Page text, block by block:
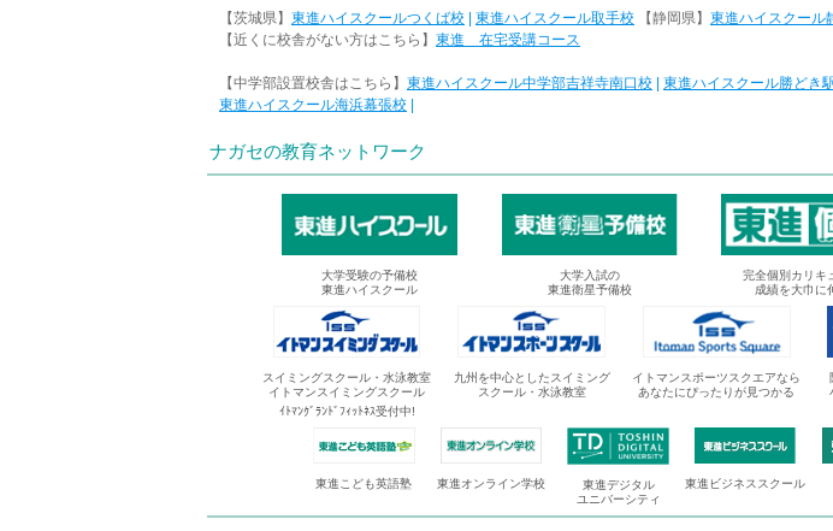
【茨城県】 東進ハイスクールつくば校 東進ハイスクール取手校 【静岡県】 東進ハイスクール
【近くに校舎がない方はこちら】 東進 在宅受講コース
【中学部設置校舎はこちら】 東進ハイスクール中学部吉祥寺南口校 東進ハイスクール勝どき
東進ハイスクール海浜幕張校
ナガセの教育ネットワーク
大学受験の予備校
東進ハイスクール
大学入試の
東進衛星予備校
完全個別カリキ
成績を大巾に
スイミングスクール・水泳教室
イトマンスイミングスクール
ｲﾄﾏﾝｸﾞﾗﾝﾄﾞﾌｨｯﾄﾈｽ受付中!
九州を中心としたスイミング
スクール・水泳教室
イトマンスポーツスクエアなら
あなたにぴったりが見つかる
東進こども英語塾 東進オンライン学校
東進デジタル
ユニバーシティ
東進ビジネススクール